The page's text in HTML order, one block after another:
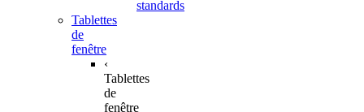
standards
Tablettes
de
fenêtre
‹
Tablettes
de
fenêtre